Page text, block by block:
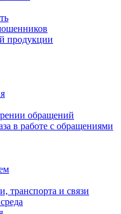
продукции
обращений
в работе с обращениями
транспорта и связи